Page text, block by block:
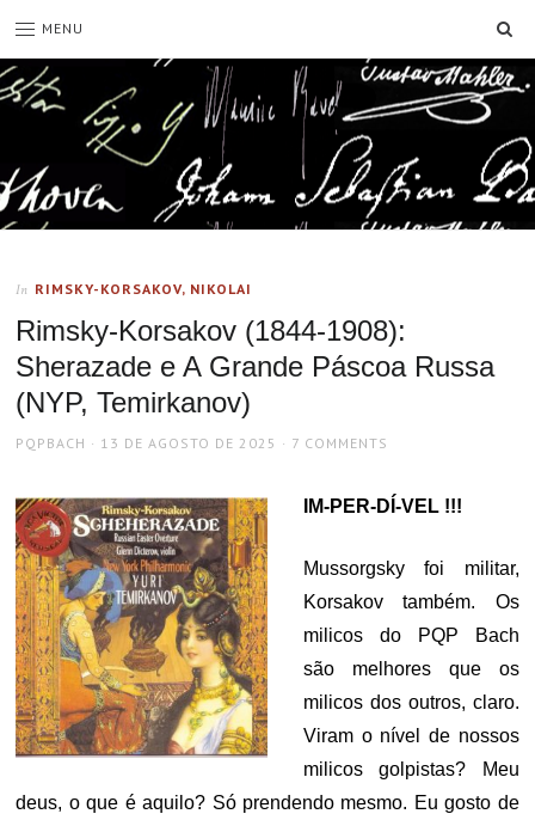
MENU
In RIMSKY-KORSAKOV, NIKOLAI
Rimsky-Korsakov (1844-1908):
Sherazade e A Grande Páscoa Russa
(NYP, Temirkanov)
AUTHOR
PQPBACH
POSTED
13 DE AGOSTO DE 2025 7 COMMENTS
IM-PER-DÍ-VEL !!!
Mussorgsky foi militar,
Korsakov também. Os
milicos do PQP Bach
são melhores que os
milicos dos outros, claro.
Viram o nível de nossos
milicos golpistas? Meu
deus, o que é aquilo? Só prendendo mesmo. Eu gosto de